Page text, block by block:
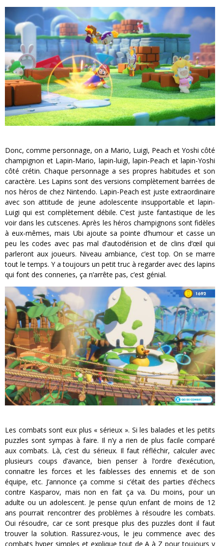
Donc, comme personnage, on a Mario, Luigi, Peach et Yoshi côté
champignon et Lapin-Mario, lapin-luigi, lapin-Peach et lapin-Yoshi
côté crétin. Chaque personnage a ses propres habitudes et son
caractère. Les Lapins sont des versions complètement barrées de
nos héros de chez Nintendo. Lapin-Peach est juste extraordinaire
avec son attitude de jeune adolescente insupportable et lapin-
Luigi qui est complètement débile. C’est juste fantastique de les
voir dans les cutscenes. Après les héros champignons sont fidèles
à eux-mêmes, mais Ubi ajoute sa pointe d’humour et casse un
peu les codes avec pas mal d’autodérision et de clins d’œil qui
parleront aux joueurs. Niveau ambiance, c’est top. On se marre
tout le temps. Y a toujours un petit truc à regarder avec des lapins
qui font des conneries, ça n’arrête pas, c’est génial.
Les combats sont eux plus « sérieux ». Si les balades et les petits
puzzles sont sympas à faire. Il n’y a rien de plus facile comparé
aux combats. Là, c’est du sérieux. Il faut réfléchir, calculer avec
plusieurs coups d’avance, bien penser à l’ordre d’exécution,
connaitre les forces et les faiblesses des ennemis et de son
équipe, etc. J’annonce ça comme si c’était des parties d’échecs
contre Kasparov, mais non en fait ça va. Du moins, pour un
adulte ou un adolescent. Je pense qu’un enfant de moins de 12
ans pourrait rencontrer des problèmes à résoudre les combats.
Oui résoudre, car ce sont presque plus des puzzles dont il faut
trouver la solution. Rassurez-vous, le jeu commence avec des
combats hyper simples et explique tout de A à Z pour toujours y